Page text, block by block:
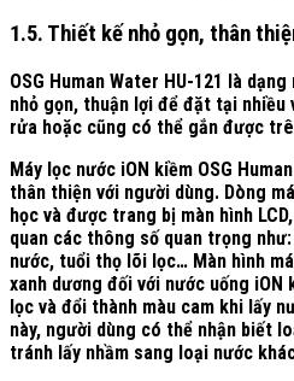
1.5. Thiết kế nhỏ gọn, thân
OSG Human Water HU-121 là
nhỏ gọn, thuận lợi để đặt tại nhiều
rửa hoặc cũng có thể gắn được
Máy lọc nước iON kiềm OSG
thân thiện với người dùng. Dòng
học và được trang bị màn hình
quan các thông số quan trọng
nước, tuổi thọ lõi lọc… Màn hình
xanh dương đối với nước uống iON
lọc và đổi thành màu cam khi lấy
này, người dùng có thể nhận biết
tránh lấy nhầm sang loại nước